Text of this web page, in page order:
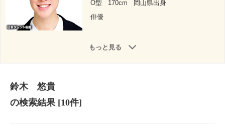
O型
170cm
岡山県出身
俳優
もっと見る
鈴木 悠貴
の検索結果[10件]